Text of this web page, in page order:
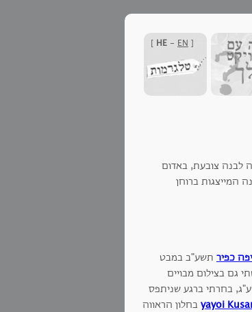
[
HE - EN
]
לבנה צובעת, באדום
המייצגות ברוחן
יפה כפיר תשע"ב במבט
גם בצילום מבויים
בחרתי ברגע שניתפס
yayoi בחלון הראווה